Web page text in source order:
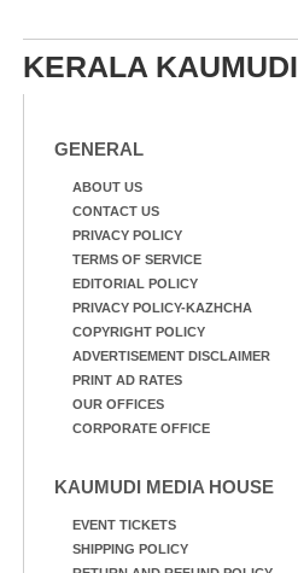
KERALA KAUMUDI
GENERAL
ABOUT US
CONTACT US
PRIVACY POLICY
TERMS OF SERVICE
EDITORIAL POLICY
PRIVACY POLICY-KAZHCHA
COPYRIGHT POLICY
ADVERTISEMENT DISCLAIMER
PRINT AD RATES
OUR OFFICES
CORPORATE OFFICE
KAUMUDI MEDIA HOUSE
EVENT TICKETS
SHIPPING POLICY